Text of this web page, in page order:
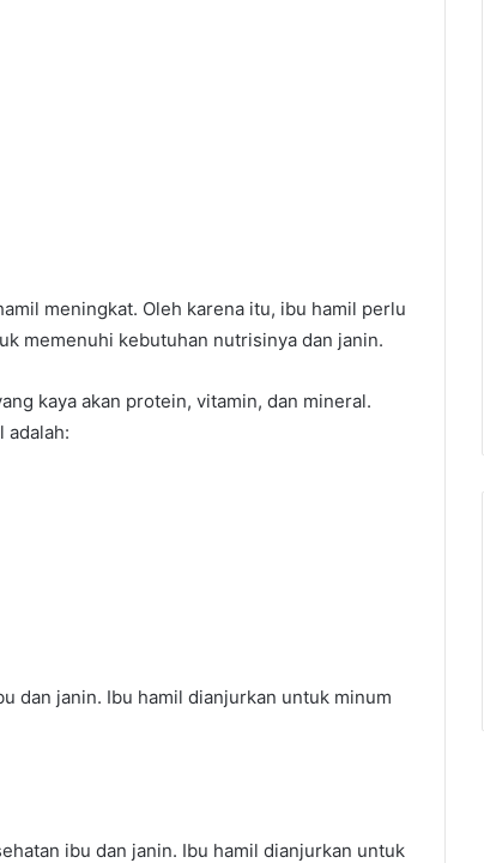
meningkat. Oleh karena itu, ibu hamil perlu
memenuhi kebutuhan nutrisinya dan janin.
kaya akan protein, vitamin, dan mineral.
adalah:
dan janin. Ibu hamil dianjurkan untuk minum
ibu dan janin. Ibu hamil dianjurkan untuk